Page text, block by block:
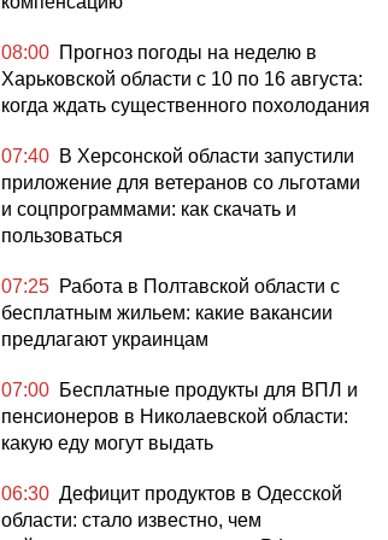
08:00 Прогноз погоды на неделю в
Харьковской области с 10 по 16 августа:
когда ждать существенного похолодания
07:40 В Херсонской области запустили
приложение для ветеранов со льготами
и соцпрограммами: как скачать и
пользоваться
07:25 Работа в Полтавской области с
бесплатным жильем: какие вакансии
предлагают украинцам
07:00 Бесплатные продукты для ВПЛ и
пенсионеров в Николаевской области:
какую еду могут выдать
06:30 Дефицит продуктов в Одесской
области: стало известно, чем